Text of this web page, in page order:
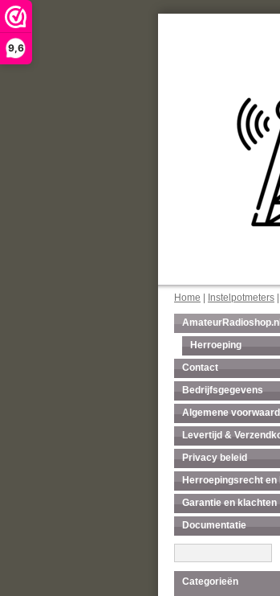
9,6
Home Instelpotmeters
AmateurRadioshop.nl
Herroeping
Contact
Bedrijfsgegevens
Algemene
Levertijd &
Privacy beleid
Herroepingsrecht en
Garantie en klachten
Documentatie
Categorieën